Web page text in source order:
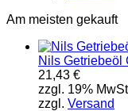
Am meisten gekauft
Nils Getriebeöl
21,43 €
zzgl. 19%
zzgl. Versand